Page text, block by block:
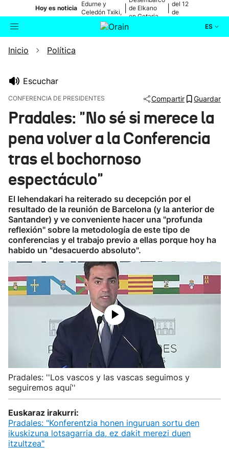
Hoy es noticia
Edurne y
Celedón Txiki,
en directo
de Elkano
en Getaria
del 12
de
ES
Buscador
Ikusmiran
Eguraldia
Inicio Política
Escuchar
CONFERENCIA DE PRESIDENTES Compartir Guardar
Pradales: "No sé si merece la
pena volver a la Conferencia
tras el bochornoso
espectáculo"
El lehendakari ha reiterado su decepción por el
resultado de la reunión de Barcelona (y la anterior de
Santander) y ve conveniente hacer una "profunda
reflexión" sobre la metodología de este tipo de
conferencias y el trabajo previo a ellas porque hoy ha
habido un "desacuerdo absoluto".
Pradales: ''Los vascos y las vascas seguimos y
seguiremos aquí''
Euskaraz irakurri:
Pradales: "Konferentzia honen inguruan sortu den
ikuskizuna lotsagarria da, ez dakit merezi duen
itzultzea"